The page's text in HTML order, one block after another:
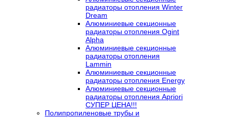
радиаторы отопления Winter
Dream
Алюминиевые секционные
радиаторы отопления Ogint
Alpha
Алюминиевые секционные
радиаторы отопления
Lammin
Алюминиевые секционные
радиаторы отопления Energy
Алюминиевые секционные
радиаторы отопления Apriori
СУПЕР ЦЕНА!!!
Полипропиленовые трубы и